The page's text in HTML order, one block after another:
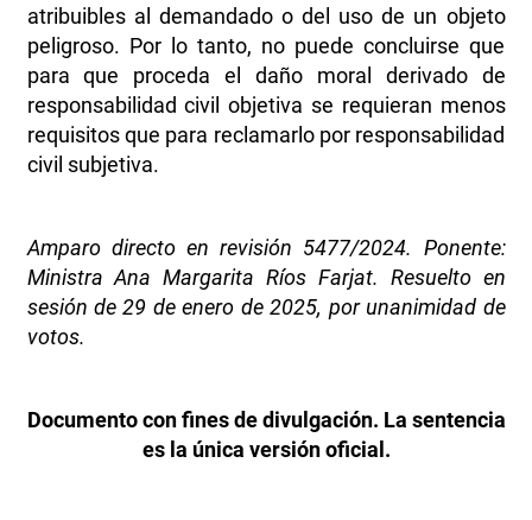
atribuibles al demandado o del uso de un objeto
peligroso. Por lo tanto, no puede concluirse que
para que proceda el daño moral derivado de
responsabilidad civil objetiva se requieran menos
requisitos que para reclamarlo por responsabilidad
civil subjetiva.
Amparo directo en revisión 5477/2024. Ponente:
Ministra Ana Margarita Ríos Farjat. Resuelto en
sesión de 29 de enero de 2025, por unanimidad de
votos.
Documento con fines de divulgación. La sentencia
es la única versión oficial.